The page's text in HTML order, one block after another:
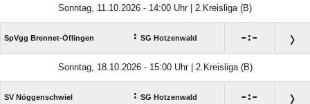
Sonntag, 11.10.2026 - 14:00 Uhr | 2.Kreisliga (B)
SpVgg Brennet-Öflingen : SG Hotzenwald :
Sonntag, 18.10.2026 - 15:00 Uhr | 2.Kreisliga (B)
SV Nöggenschwiel : SG Hotzenwald :